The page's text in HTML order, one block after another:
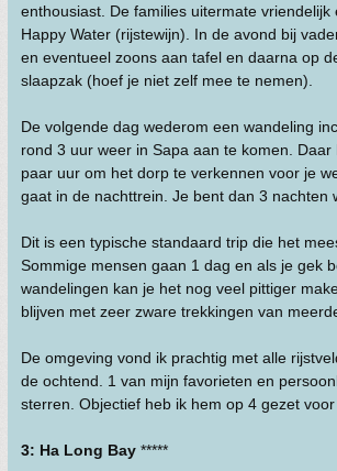
enthousiast. De families uitermate vriendelijk
Happy Water (rijstewijn). In de avond bij
en eventueel zoons aan tafel en daarna op
slaapzak (hoef je niet zelf mee te nemen).
De volgende dag wederom een wandeling
rond 3 uur weer in Sapa aan te komen. Daar
paar uur om het dorp te verkennen voor je
gaat in de nachttrein. Je bent dan 3 nachten
Dit is een typische standaard trip die het
Sommige mensen gaan 1 dag en als je gek
wandelingen kan je het nog veel pittiger
blijven met zeer zware trekkingen van
De omgeving vond ik prachtig met alle
de ochtend. 1 van mijn favorieten en
sterren. Objectief heb ik hem op 4 gezet voor
3: Ha Long Bay *****